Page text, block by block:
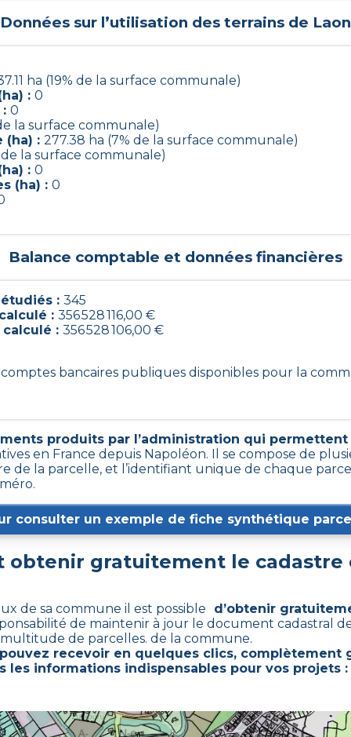
Données sur l’utilisation des terrains de Laon
ha (19% de la surface communale)
: 0
0
la surface communale)
(ha) : 277.38 ha (7% de la surface communale)
de la surface communale)
: 0
(ha) : 0
Balance comptable et données financières
: 345
: 356 528 116,00 €
: 356 528 106,00 €
bancaires publiques disponibles pour la
produits par l’administration qui
en France depuis Napoléon. Il se compose de
de la parcelle, et l’identifiant unique de chaque
consulter un exemple de fiche synthétique
obtenir gratuitement le
de sa commune il est possible d’obtenir
de maintenir à jour le document cadastral
de parcelles. de la commune.
recevoir en quelques clics, complètement
les informations indispensables pour vos projets